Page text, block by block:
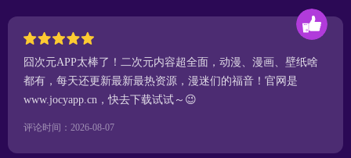
囧次元APP太棒了！二次元内容超全面，动漫、漫画、壁纸啥
都有，每天还更新最新最热资源，漫迷们的福音！官网是
www.jocyapp.cn，快去下载试试～😉
评论时间：2026-08-07